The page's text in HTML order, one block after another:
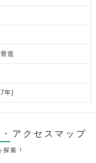
造
年)
アクセスマップ
索！